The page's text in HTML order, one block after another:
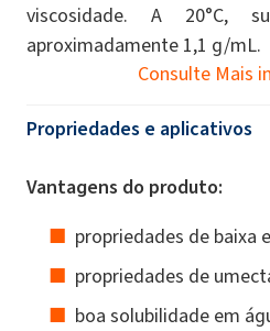
viscosidade. A 20°C,
aproximadamente 1,1 g/mL.
Consulte Mais
Propriedades e aplicativos
Vantagens do produto:
propriedades de baixa
propriedades de
boa solubilidade em